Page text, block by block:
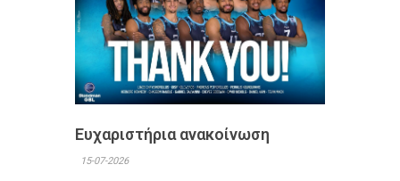
Ευχαριστήρια ανακοίνωση
15-07-2026